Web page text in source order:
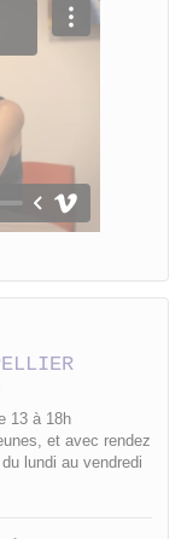
13 à 18h
et avec rendez
lundi au vendredi